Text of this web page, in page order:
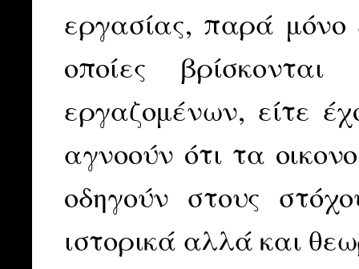
εργασίας, παρά μόνο
οποίες
εργαζομένων, είτε
αγνοούν ότι τα
οδηγούν στους
ιστορικά αλλά και